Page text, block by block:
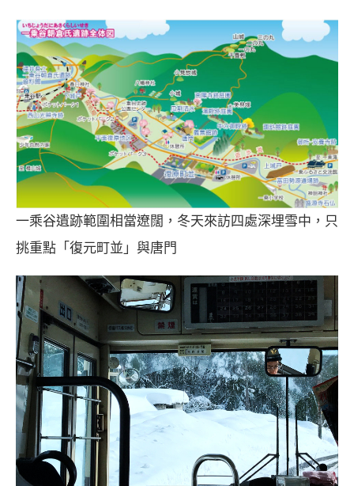
一乘谷遺跡範圍相當遼闊，冬天來訪四處深埋雪中，只
挑重點「復元町並」與唐門